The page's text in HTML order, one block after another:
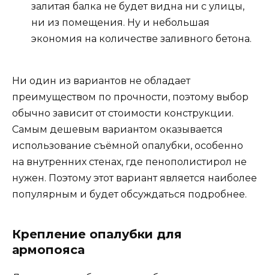
залитая балка не будет видна ни с улицы,
ни из помещения. Ну и небольшая
экономия на количестве заливного бетона.
Ни один из вариантов не обладает
преимуществом по прочности, поэтому выбор
обычно зависит от стоимости конструкции.
Самым дешевым вариантом оказывается
использование съёмной опалубки, особенно
на внутренних стенах, где пенополистирол не
нужен. Поэтому этот вариант является наиболее
популярным и будет обсуждаться подробнее.
Крепление опалубки для
армопояса